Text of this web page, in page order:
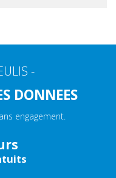
-
DONNEES
engagement.